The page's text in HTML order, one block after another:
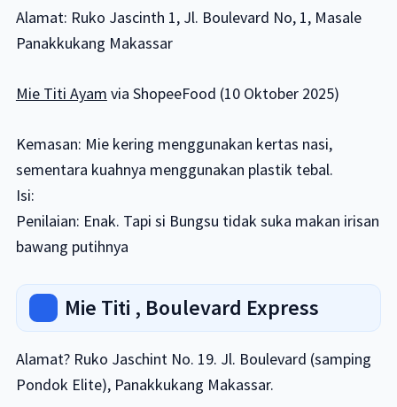
Alamat: Ruko Jascinth 1, Jl. Boulevard No, 1, Masale
Panakkukang Makassar
Mie Titi Ayam via ShopeeFood (10 Oktober 2025)
Kemasan: Mie kering menggunakan kertas nasi,
sementara kuahnya menggunakan plastik tebal.
Isi:
Penilaian: Enak. Tapi si Bungsu tidak suka makan irisan
bawang putihnya
Mie Titi , Boulevard Express
Alamat? Ruko Jaschint No. 19. Jl. Boulevard (samping
Pondok Elite), Panakkukang Makassar.